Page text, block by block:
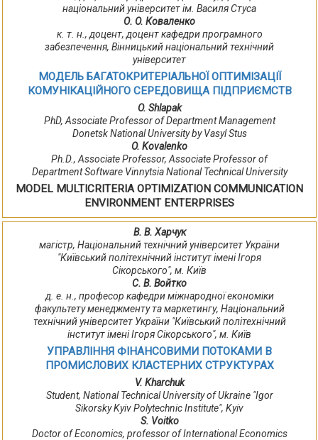
національний університет ім. Василя Стуса
О. O. Коваленко
к. т. н., доцент, доцент кафедри програмного
забезпечення, Вінницький національний технічний
університет
МОДЕЛЬ БАГАТОКРИТЕРІАЛЬНОЇ ОПТИМІЗАЦІЇ
КОМУНІКАЦІЙНОГО СЕРЕДОВИЩА ПІДПРИЄМСТВ
O. Shlapak
PhD, Associate Professor of Department Management
Donetsk National University by Vasyl Stus
O. Kovalenko
Ph.D., Associate Professor, Associate Professor of
Department Software Vinnytsia National Technical University
MODEL MULTICRITERIA OPTIMIZATION COMMUNICATION
ENVIRONMENT ENTERPRISES
В. В. Харчук
магістр, Національний технічний університет України
"Київський політехнічний інститут імені Ігоря
Сікорського", м. Київ
С. В. Войтко
д. е. н., професор кафедри міжнародної економіки
факультету менеджменту та маркетингу, Національний
технічний університет України "Київський політехнічний
інститут імені Ігоря Сікорського", м. Київ
УПРАВЛІННЯ ФІНАНСОВИМИ ПОТОКАМИ В
ПРОМИСЛОВИХ КЛАСТЕРНИХ СТРУКТУРАХ
V. Kharchuk
Student, National Technical University of Ukraine "Igor
Sikorsky Kyiv Polytechnic Institute", Kyiv
S. Voitko
Doctor of Economics, professor of International Economics